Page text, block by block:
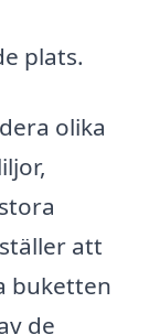
plats.
olika
att
buketten
de